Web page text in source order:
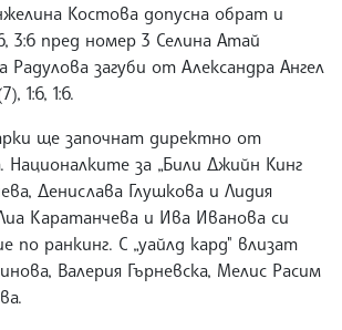
Костова допусна обрат и
3:6 пред номер 3 Селина Атай
Радулова загуби от Александра Ангел
1:6, 1:6.
ще започнат директно от
Националките за „Били Джийн Кинг
Денислава Глушкова и Лидия
Каратанчева и Ива Иванова си
по ранкинг. С „уайлд кард" влизат
Валерия Гърневска, Мелис Расим